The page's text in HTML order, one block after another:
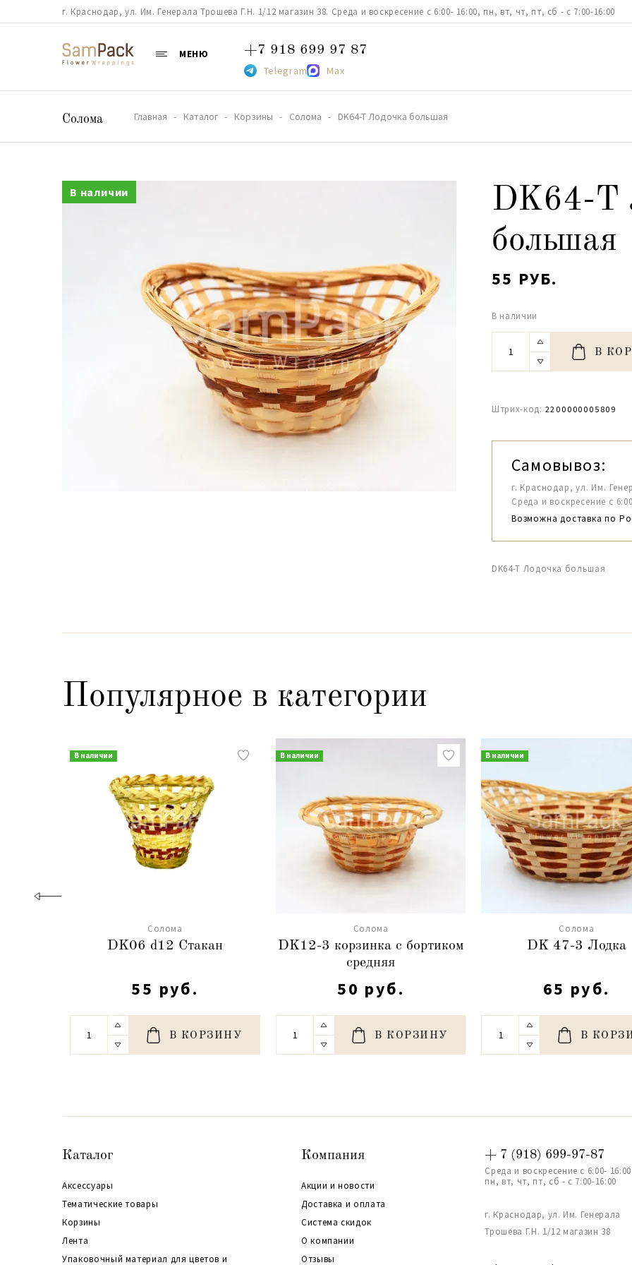
г. Краснодар, ул. Им. Генерала Трошева Г.Н. 1/12 магазин 38. Среда и воскресение с 6:00- 16:00, пн, вт, чт, пт, сб - с 7:00-16:00
МЕНЮ +7 918 699 97 87
Telegram Max
Солома Главная Каталог Корзины Солома DK64-T Лодочка большая
В наличии
DK64-T
большая
55 РУБ.
В наличии
В
Штрих-код: 2200000005809
Самовывоз:
г. Краснодар, ул. Им.
Среда и воскресение с
Возможна доставка по
DK64-T Лодочка большая
Популярное в категории
В наличии
Солома
DK06 d12 Стакан
55 руб.
В КОРЗИНУ
В наличии
Солома
DK12-3 корзинка с бортиком
средняя
50 руб.
В КОРЗИНУ
В наличии
Солома
DK 47-3 Лодка
65 руб.
В
Каталог
Аксессуары
Тематические товары
Корзины
Лента
Упаковочный материал для цветов и
Компания
Акции и новости
Доставка и оплата
Система скидок
О компании
Отзывы
+ 7 (918) 699-97-87
Среда и воскресение с 6:00-
пн, вт, чт, пт, сб - с 7:00-16:00
г. Краснодар, ул. Им. Генерала
Трошева Г.Н. 1/12 магазин 38